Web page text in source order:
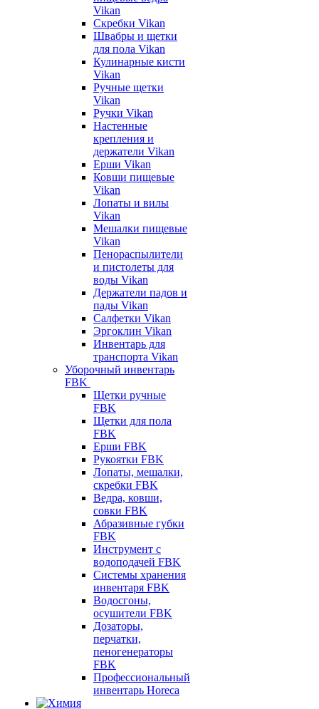
Vikan
Скребки Vikan
Швабры и щетки
для пола Vikan
Кулинарные кисти
Vikan
Ручные щетки
Vikan
Ручки Vikan
Настенные
крепления и
держатели Vikan
Ерши Vikan
Ковши пищевые
Vikan
Лопаты и вилы
Vikan
Мешалки пищевые
Vikan
Пенораспылители
и пистолеты для
воды Vikan
Держатели падов и
пады Vikan
Салфетки Vikan
Эргоклин Vikan
Инвентарь для
транспорта Vikan
Уборочный инвентарь
FBK
Щетки ручные
FBK
Щетки для пола
FBK
Ерши FBK
Рукоятки FBK
Лопаты, мешалки,
скребки FBK
Ведра, ковши,
совки FBK
Абразивные губки
FBK
Инструмент с
водоподачей FBK
Системы хранения
инвентаря FBK
Водосгоны,
осушители FBK
Дозаторы,
перчатки,
пеногенераторы
FBK
Профессиональный
инвентарь Horeca